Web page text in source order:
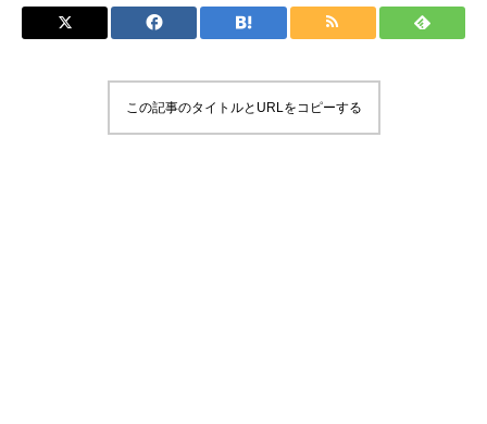
この記事のタイトルとURLをコピーする